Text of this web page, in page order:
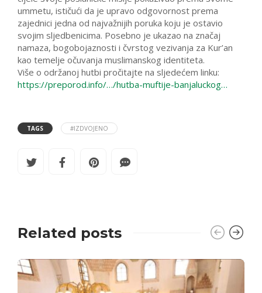
ummetu, ističući da je upravo odgovornost prema
zajednici jedna od najvažnijih poruka koju je ostavio
svojim sljedbenicima. Posebno je ukazao na značaj
namaza, bogobojaznosti i čvrstog vezivanja za Kur’an
kao temelje očuvanja muslimanskog identiteta.
Više o održanoj hutbi pročitajte na sljedećem linku:
https://preporod.info/…/hutba-muftije-banjaluckog…
TAGS #IZDVOJENO
Related posts